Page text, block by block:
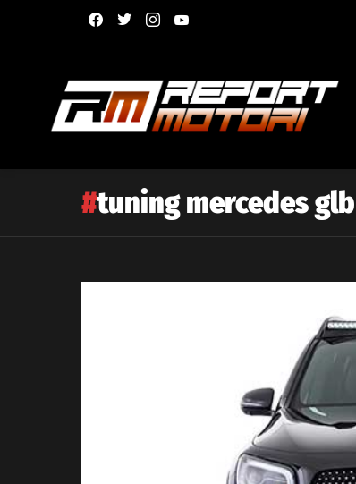
facebooktwitterinstagram
tuning mercedes glb